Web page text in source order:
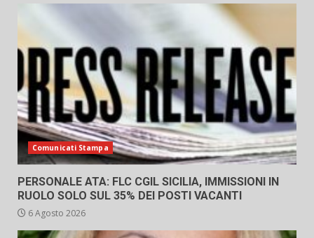
Comunicati Stampa
PERSONALE ATA: FLC CGIL SICILIA, IMMISSIONI IN
RUOLO SOLO SUL 35% DEI POSTI VACANTI
6 Agosto 2026